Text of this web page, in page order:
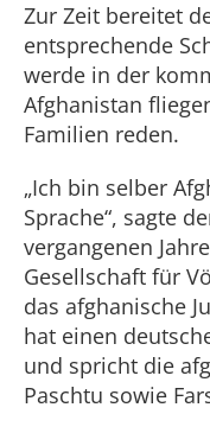
Zur Zeit bereitet
entsprechende
werde in der
Afghanistan
Familien reden.
„Ich bin selber
Sprache“, sagte
vergangenen
Gesellschaft für
das afghanische
hat einen
und spricht die
Paschtu sowie